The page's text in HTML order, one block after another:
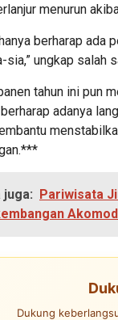
menurun
berharap ada
sia,” ungkap salah
tahun ini pun
adanya
juga: Pariwisata
Dukung